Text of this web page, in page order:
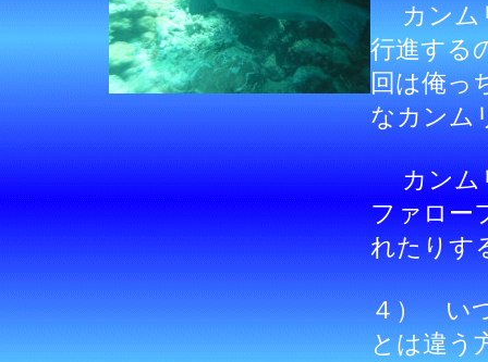
カンム
行進する
回は俺っ
なカンム
カンム
ファロー
れたりす
４） い
とは違う